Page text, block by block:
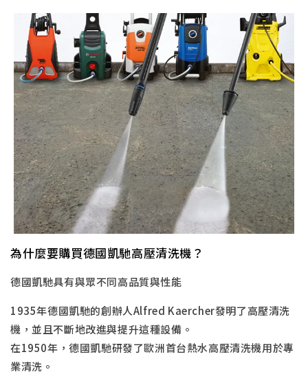
為什麼要購買德國凱馳高壓清洗機？
德國凱馳具有與眾不同高品質與性能
1935年德國凱馳的創辦人Alfred Kaercher發明了高壓清洗
機，並且不斷地改進與提升這種設備。
在1950年，德國凱馳研發了歐洲首台熱水高壓清洗機用於專
業清洗。